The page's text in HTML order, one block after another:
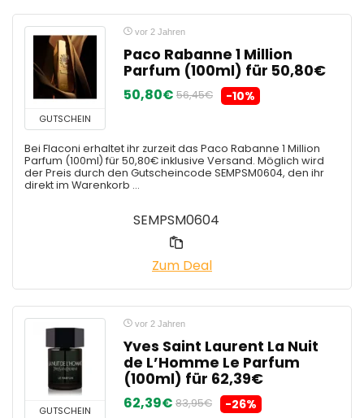
GUTSCHEIN
vor 2 Jahren
Paco Rabanne 1 Million
Parfum (100ml) für 50,80€
50,80€ 56,45€ -10%
Bei Flaconi erhaltet ihr zurzeit das Paco Rabanne 1 Million
Parfum (100ml) für 50,80€ inklusive Versand. Möglich wird
der Preis durch den Gutscheincode SEMPSM0604, den ihr
direkt im Warenkorb ...
SEMPSM0604
Zum Deal
GUTSCHEIN
vor 2 Jahren
Yves Saint Laurent La Nuit
de L’Homme Le Parfum
(100ml) für 62,39€
62,39€ 83,95€ -26%